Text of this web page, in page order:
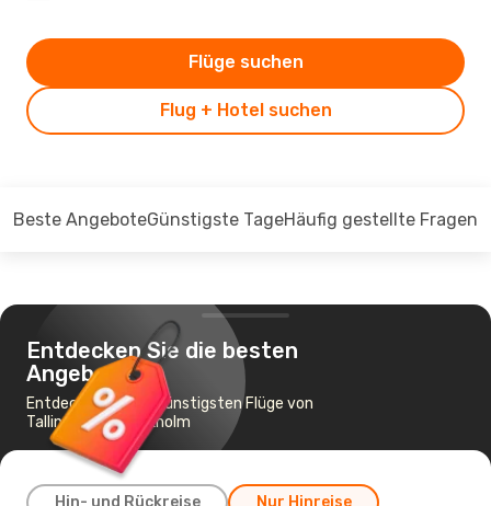
Flug + Hotel suchen
Flüge suchen
Beste AngeboteGünstigste TageHäufig gestellte Fragen
Entdecken Sie die besten
Angebote
Entdecken Sie die günstigsten Flüge von
Tallinn nach Stockholm
Hin- und Rückreise Nur Hinreise